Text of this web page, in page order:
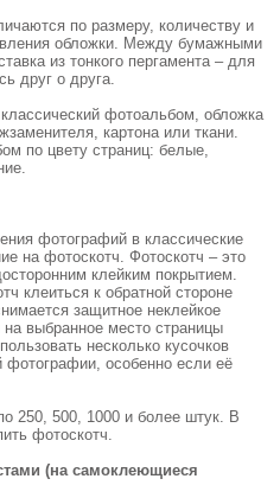
по размеру, количеству и
обложки. Между бумажными
из тонкого пергамента – для
друг о друга.
фотоальбом, обложка
картона или ткани.
по цвету страниц: белые,
фотографий в классические
на фотоскотч. Фотоскотч – это
клейким покрытием.
клеиться к обратной стороне
защитное неклейкое
выбранное место страницы
несколько кусочков
фотографии, особенно если её
250, 500, 1000 и более штук. В
фотоскотч.
(на самоклеющиеся